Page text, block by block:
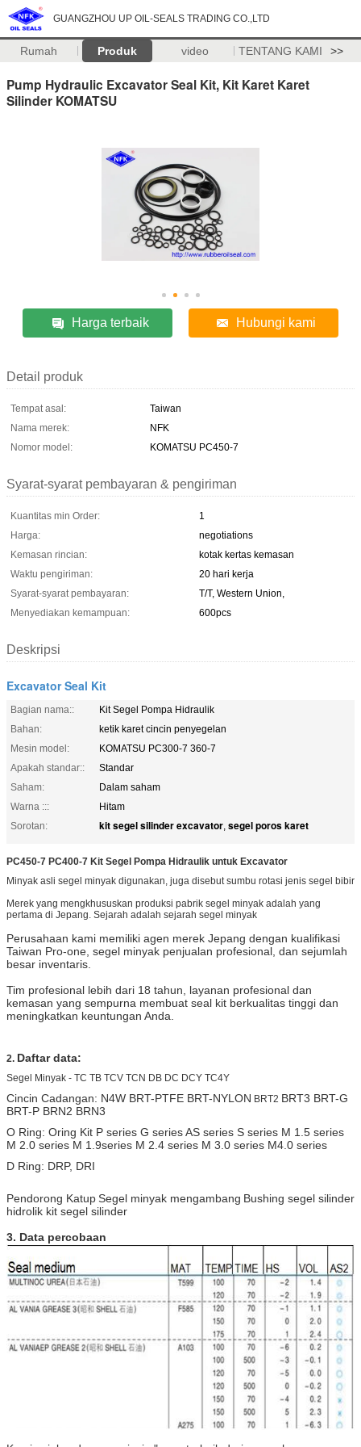
GUANGZHOU UP OIL-SEALS TRADING CO.,LTD
Rumah Produk video TENTANG KAMI >>
Pump Hydraulic Excavator Seal Kit, Kit Karet Karet
Silinder KOMATSU
Harga terbaik Hubungi kami
Detail produk
Tempat asal:
Taiwan
Nama merek:
NFK
Nomor model:
KOMATSU PC450-7
Syarat-syarat pembayaran & pengiriman
Kuantitas min Order:
1
Harga:
negotiations
Kemasan rincian:
kotak kertas kemasan
Waktu pengiriman:
20 hari kerja
Syarat-syarat pembayaran:
T/T, Western Union,
Menyediakan kemampuan:
600pcs
Deskripsi
Excavator Seal Kit
Bagian nama::
Kit Segel Pompa Hidraulik
Bahan:
ketik karet cincin penyegelan
Mesin model:
KOMATSU PC300-7 360-7
Apakah standar::
Standar
Saham:
Dalam saham
Warna :::
Hitam
Sorotan:
kit segel silinder excavator, segel poros karet
PC450-7 PC400-7 Kit Segel Pompa Hidraulik untuk Excavator
Minyak asli segel minyak digunakan, juga disebut sumbu rotasi jenis segel bibir
Merek yang mengkhususkan produksi pabrik segel minyak adalah yang
pertama di Jepang. Sejarah adalah sejarah segel minyak
Perusahaan kami memiliki agen merek Jepang dengan kualifikasi
Taiwan Pro-one, segel minyak penjualan profesional, dan sejumlah
besar inventaris.
Tim profesional lebih dari 18 tahun, layanan profesional dan
kemasan yang sempurna membuat seal kit berkualitas tinggi dan
meningkatkan keuntungan Anda.
2. Daftar data:
Segel Minyak - TC TB TCV TCN DB DC DCY TC4Y
Cincin Cadangan: N4W BRT-PTFE BRT-NYLON BRT2 BRT3 BRT-G
BRT-P BRN2 BRN3
O Ring: Oring Kit P series G series AS series S series M 1.5 series
M 2.0 series M 1.9series M 2.4 series M 3.0 series M4.0 series
D Ring: DRP, DRI
Pendorong KatupSegel minyak mengambang Bushing segel silinder
hidrolik kit segel silinder
3. Data percobaan